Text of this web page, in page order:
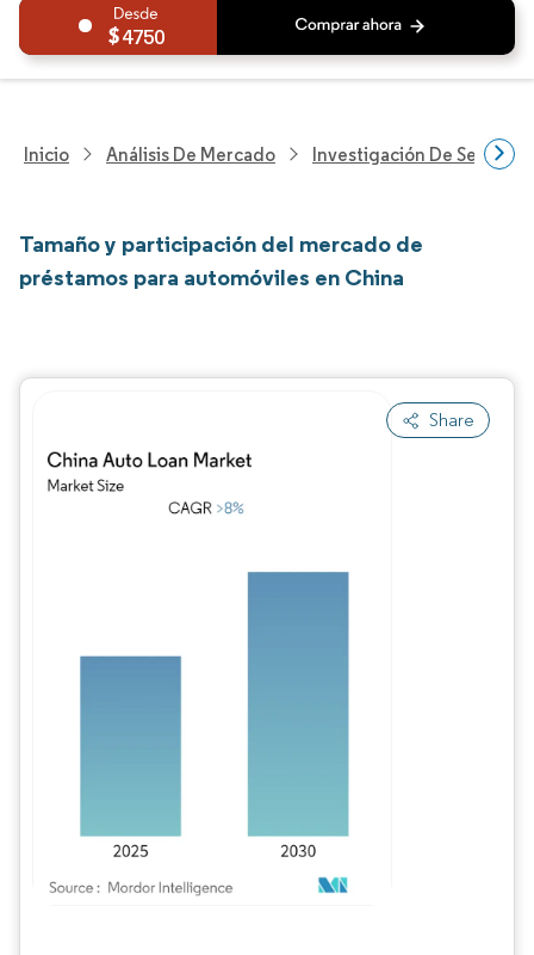
4750
Inicio Análisis De Mercado Investigación De
Tamaño y participación del mercado de
préstamos para automóviles en China
Share